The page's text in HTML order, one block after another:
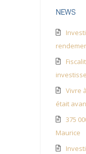
NEWS
Vivre
était
375
Maurice